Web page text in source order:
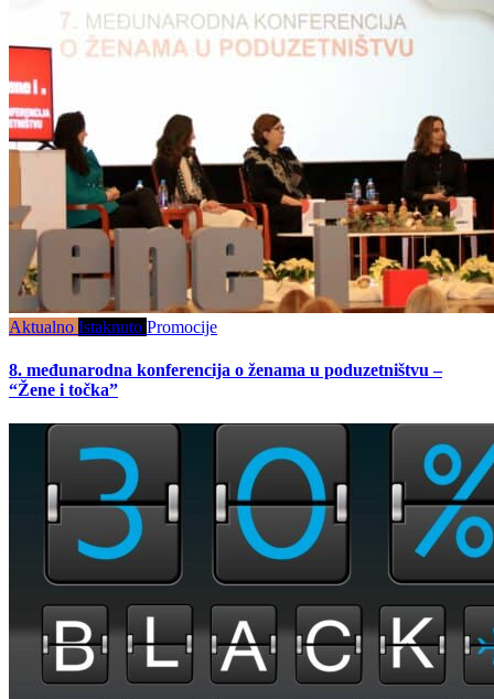
Aktualno Istaknuto Promocije
8. međunarodna konferencija o ženama u poduzetništvu –
“Žene i točka”